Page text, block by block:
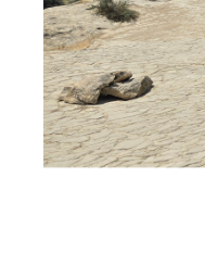
고부스탄